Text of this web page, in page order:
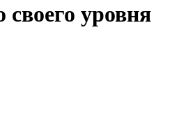
своего уровня